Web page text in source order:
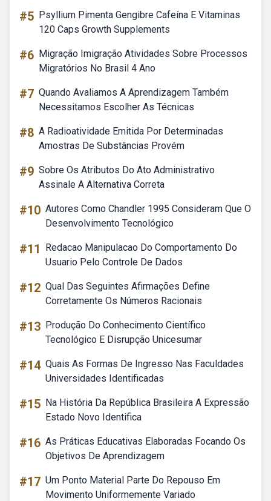
#5 Psyllium Pimenta Gengibre Cafeína E Vitaminas
120 Caps Growth Supplements
#6 Migração Imigração Atividades Sobre Processos
Migratórios No Brasil 4 Ano
#7 Quando Avaliamos A Aprendizagem Também
Necessitamos Escolher As Técnicas
#8 A Radioatividade Emitida Por Determinadas
Amostras De Substâncias Provém
#9 Sobre Os Atributos Do Ato Administrativo
Assinale A Alternativa Correta
#10 Autores Como Chandler 1995 Consideram Que O
Desenvolvimento Tecnológico
#11
Redacao Manipulacao Do Comportamento Do
Usuario Pelo Controle De Dados
#12 Qual Das Seguintes Afirmações Define
Corretamente Os Números Racionais
#13 Produção Do Conhecimento Científico
Tecnológico E Disrupção Unicesumar
#14 Quais As Formas De Ingresso Nas Faculdades
Universidades Identificadas
#15 Na História Da República Brasileira A Expressão
Estado Novo Identifica
#16 As Práticas Educativas Elaboradas Focando Os
Objetivos De Aprendizagem
#17 Um Ponto Material Parte Do Repouso Em
Movimento Uniformemente Variado